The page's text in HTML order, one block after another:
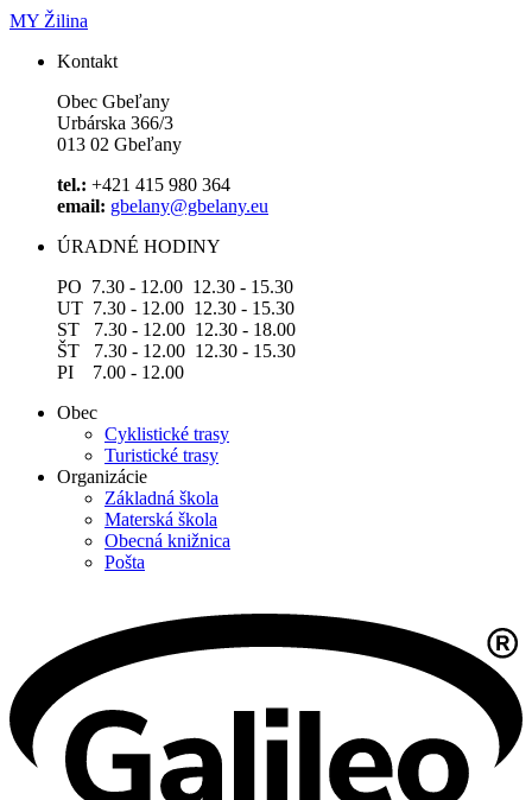
MY Žilina
Kontakt
Obec Gbeľany
Urbárska 366/3
013 02 Gbeľany
tel.: +421 415 980 364
email: gbelany@gbelany.eu
ÚRADNÉ HODINY
PO 7.30 - 12.00 12.30 - 15.30
UT 7.30 - 12.00 12.30 - 15.30
ST 7.30 - 12.00 12.30 - 18.00
ŠT 7.30 - 12.00 12.30 - 15.30
PI 7.00 - 12.00
Obec
Cyklistické trasy
Turistické trasy
Organizácie
Základná škola
Materská škola
Obecná knižnica
Pošta